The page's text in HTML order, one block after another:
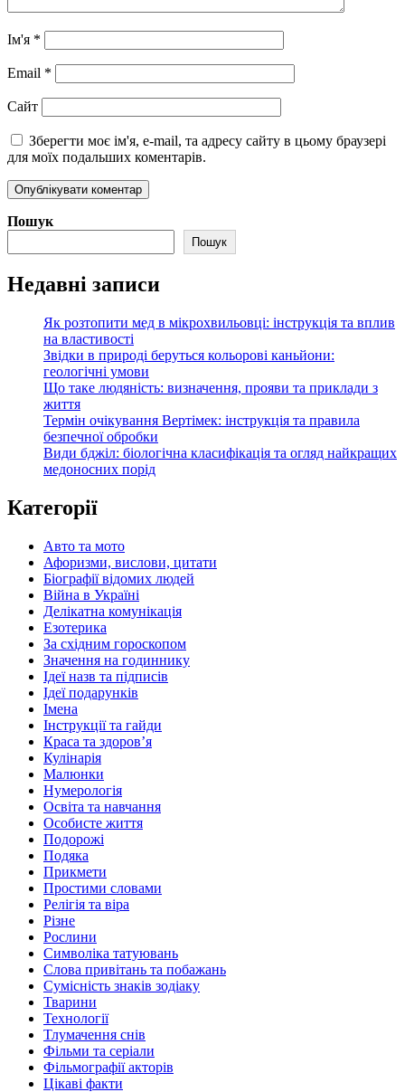
Ім'я *
Email *
Сайт
Зберегти моє ім'я, e-mail, та адресу сайту в цьому браузері
для моїх подальших коментарів.
Пошук
Пошук
Недавні записи
Як розтопити мед в мікрохвильовці: інструкція та вплив
на властивості
Звідки в природі беруться кольорові каньйони:
геологічні умови
Що таке людяність: визначення, прояви та приклади з
життя
Термін очікування Вертімек: інструкція та правила
безпечної обробки
Види бджіл: біологічна класифікація та огляд найкращих
медоносних порід
Категорії
Авто та мото
Афоризми, вислови, цитати
Біографії відомих людей
Війна в Україні
Делікатна комунікація
Езотерика
За східним гороскопом
Значення на годиннику
Ідеї назв та підписів
Ідеї подарунків
Імена
Інструкції та гайди
Краса та здоровʼя
Кулінарія
Малюнки
Нумерологія
Освіта та навчання
Особисте життя
Подорожі
Подяка
Прикмети
Простими словами
Релігія та віра
Різне
Рослини
Символіка татуювань
Слова привітань та побажань
Сумісність знаків зодіаку
Тварини
Технології
Тлумачення снів
Фільми та серіали
Фільмографії акторів
Цікаві факти